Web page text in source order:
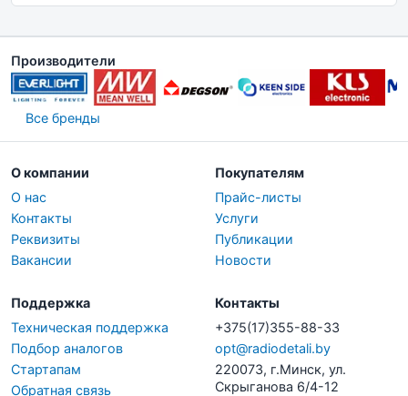
Производители
Все бренды
О компании
О нас
Контакты
Реквизиты
Вакансии
Покупателям
Прайс-листы
Услуги
Публикации
Новости
Поддержка
Техническая поддержка
Подбор аналогов
Стартапам
Обратная связь
Контакты
+375(17)355-88-33
opt@radiodetali.by
220073, г.Минск, ул.
Скрыганова 6/4-12